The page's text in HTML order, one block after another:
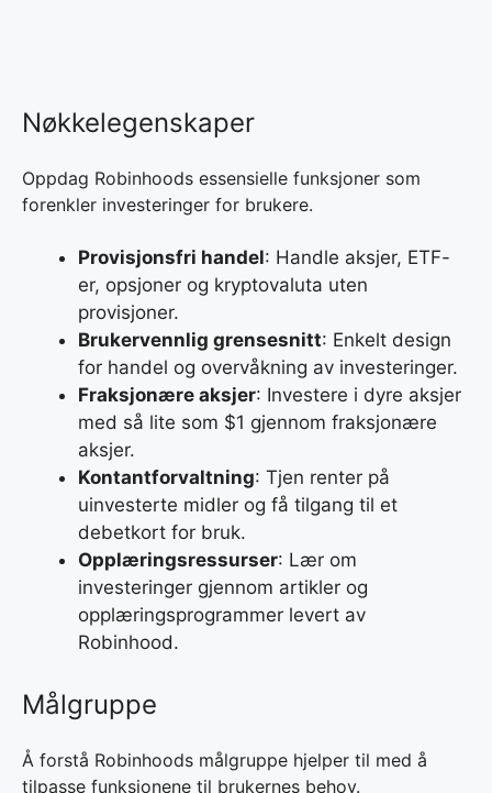
Nøkkelegenskaper
Oppdag Robinhoods essensielle funksjoner som
forenkler investeringer for brukere.
Provisjonsfri handel: Handle aksjer, ETF-
er, opsjoner og kryptovaluta uten
provisjoner.
Brukervennlig grensesnitt: Enkelt design
for handel og overvåkning av investeringer.
Fraksjonære aksjer: Investere i dyre aksjer
med så lite som $1 gjennom fraksjonære
aksjer.
Kontantforvaltning: Tjen renter på
uinvesterte midler og få tilgang til et
debetkort for bruk.
Opplæringsressurser: Lær om
investeringer gjennom artikler og
opplæringsprogrammer levert av
Robinhood.
Målgruppe
Å forstå Robinhoods målgruppe hjelper til med å
tilpasse funksjonene til brukernes behov.